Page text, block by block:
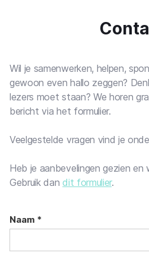
Wil je samenwerken, helpen,
gewoon even hallo zeggen?
lezers moet staan? We horen
bericht via het formulier.
Veelgestelde vragen vind je
Heb je aanbevelingen gezien en
Gebruik dandit formulier.
Naam *